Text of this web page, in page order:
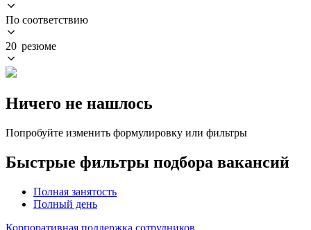
По соответствию
20 резюме
Ничего не нашлось
Попробуйте изменить формулировку или фильтры
Быстрые фильтры подбора вакансий
Полная занятость
Полный день
Корпоративная поддержка сотрудников